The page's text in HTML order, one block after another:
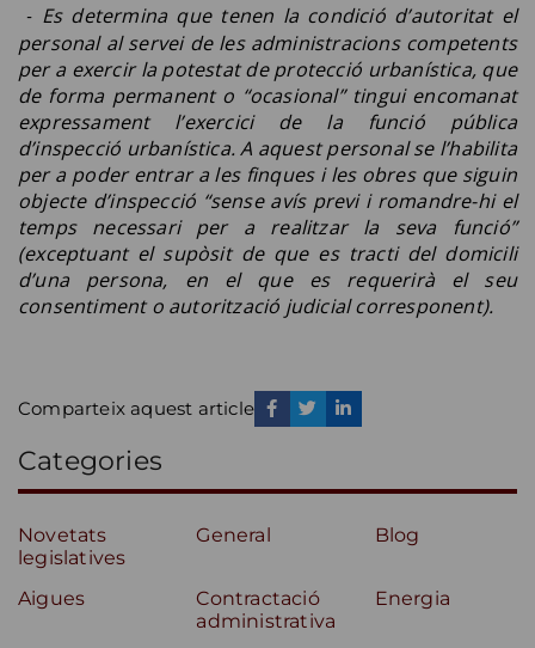
- Es determina que tenen la condició d’autoritat el
personal al servei de les administracions competents
per a exercir la potestat de protecció urbanística, que
de forma permanent o “ocasional” tingui encomanat
expressament l’exercici de la funció pública
d’inspecció urbanística. A aquest personal se l’habilita
per a poder entrar a les finques i les obres que siguin
objecte d’inspecció “sense avís previ i romandre-hi el
temps necessari per a realitzar la seva funció”
(exceptuant el supòsit de que es tracti del domicili
d’una persona, en el que es requerirà el seu
consentiment o autorització judicial corresponent).
Comparteix aquest article
Categories
Novetats
legislatives
General Blog
Aigues
Contractació
administrativa
Energia